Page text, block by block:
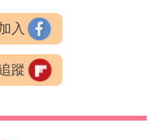
入
蹤